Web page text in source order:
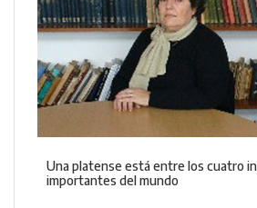
Una platense está entre los cuatro
importantes del mundo